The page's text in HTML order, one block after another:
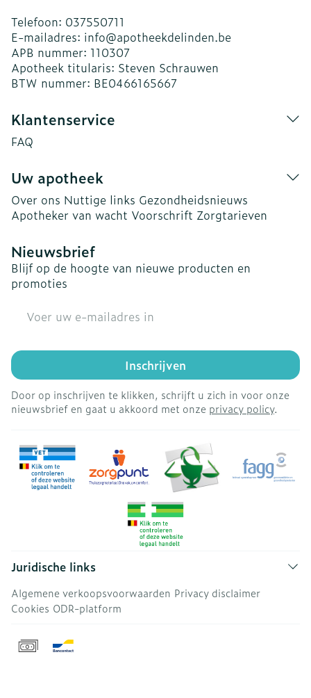
Telefoon: 037550711
E-mailadres: info@apotheekdelinden.be
APB nummer: 110307
Apotheek titularis: Steven Schrauwen
BTW nummer: BE0466165667
Klantenservice
FAQ
Uw apotheek
Over ons Nuttige links Gezondheidsnieuws
Apotheker van wacht Voorschrift Zorgtarieven
Nieuwsbrief
Blijf op de hoogte van nieuwe producten en
promoties
Inschrijven
Door op inschrijven te klikken, schrijft u zich in voor onze
nieuwsbrief en gaat u akkoord met onze privacy policy.
Juridische links
Algemene verkoopsvoorwaarden Privacy disclaimer
Cookies ODR-platform